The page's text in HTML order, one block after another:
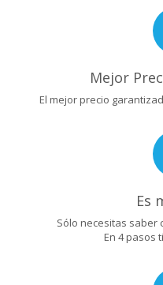
Mejor
El mejor precio
Es
Sólo necesitas saber
En 4 pasos